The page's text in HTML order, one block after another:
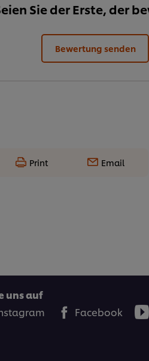
Sie der Erste, der
Bewertung senden
Print Email
uns auf
Facebook